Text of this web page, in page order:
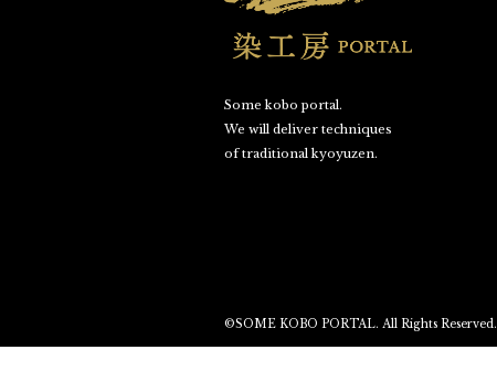
Some kobo portal.
We will deliver techniques
of traditional kyoyuzen.
©SOME KOBO PORTAL. All Rights Reserved.